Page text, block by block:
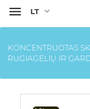

KONCENTRUOTAS
RUGIAGĖLIŲ IR